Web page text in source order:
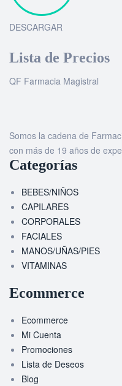
DESCARGAR
Lista de Precios
QF Farmacia Magistral
Somos la cadena de
con más de 19 años de
Categorías
BEBES/NIÑOS
CAPILARES
CORPORALES
FACIALES
MANOS/UÑAS/PIES
VITAMINAS
Ecommerce
Ecommerce
Mi Cuenta
Promociones
Lista de Deseos
Blog